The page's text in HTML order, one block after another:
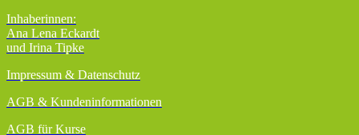
Inhaberinnen:
Ana Lena Eckardt
und Irina Tipke
Impressum & Datenschutz
AGB & Kundeninformationen
AGB für Kurse